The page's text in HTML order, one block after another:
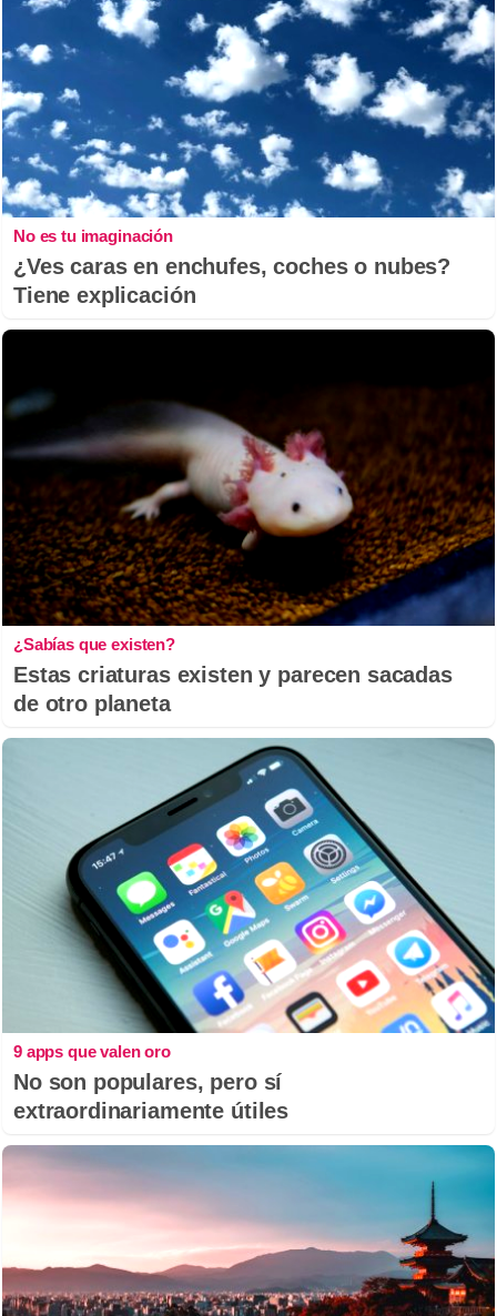
No es tu imaginación
¿Ves caras en enchufes, coches o nubes?
Tiene explicación
¿Sabías que existen?
Estas criaturas existen y parecen sacadas
de otro planeta
9 apps que valen oro
No son populares, pero sí
extraordinariamente útiles